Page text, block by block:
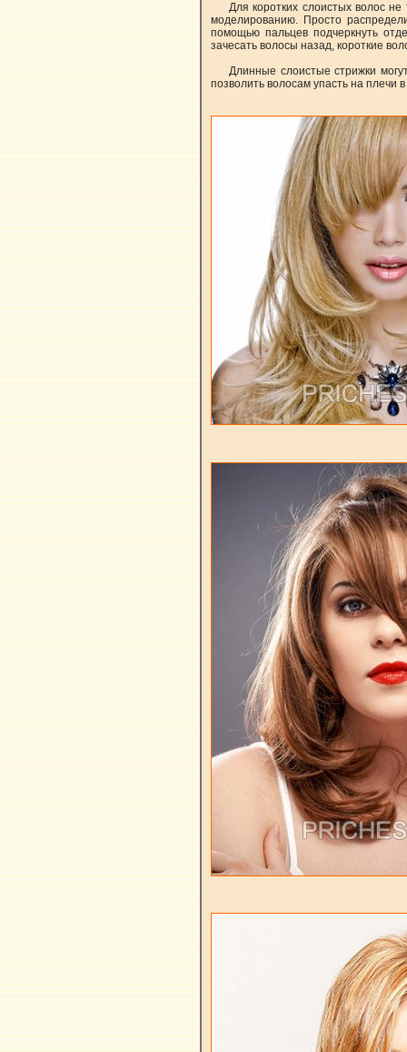
Для коротких слоистых волос
моделированию. Просто
помощью пальцев подчеркнуть
зачесать волосы назад, короткие
Длинные слоистые стрижки
позволить волосам упасть на плечи